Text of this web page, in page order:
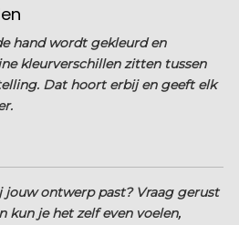
hand wordt gekleurd en
kleurverschillen zitten tussen
Dat hoort erbij en geeft elk
jouw ontwerp past? Vraag gerust
kun je het zelf even voelen,